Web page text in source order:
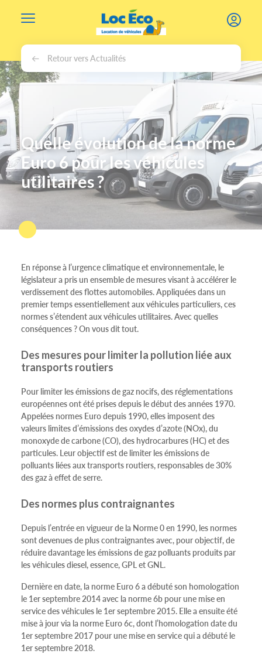
Retour vers Actualités
Quelle évolution de la norme
Euro 6 pour les véhicules
utilitaires ?
En réponse à l’urgence climatique et environnementale, le
législateur a pris un ensemble de mesures visant à accélérer le
verdissement des flottes automobiles. Appliquées dans un
premier temps essentiellement aux véhicules particuliers, ces
normes s’étendent aux véhicules utilitaires. Avec quelles
conséquences ? On vous dit tout.
Des mesures pour limiter la pollution liée aux
transports routiers
Pour limiter les émissions de gaz nocifs, des réglementations
européennes ont été prises depuis le début des années 1970.
Appelées normes Euro depuis 1990, elles imposent des
valeurs limites d’émissions des oxydes d’azote (NOx), du
monoxyde de carbone (CO), des hydrocarbures (HC) et des
particules. Leur objectif est de limiter les émissions de
polluants liées aux transports routiers, responsables de 30%
des gaz à effet de serre.
Des normes plus contraignantes
Depuis l’entrée en vigueur de la Norme 0 en 1990, les normes
sont devenues de plus contraignantes avec, pour objectif, de
réduire davantage les émissions de gaz polluants produits par
les véhicules diesel, essence, GPL et GNL.
Dernière en date, la norme Euro 6 a débuté son homologation
le 1er septembre 2014 avec la norme 6b pour une mise en
service des véhicules le 1er septembre 2015. Elle a ensuite été
mise à jour via la norme Euro 6c, dont l’homologation date du
1er septembre 2017 pour une mise en service qui a débuté le
1er septembre 2018.